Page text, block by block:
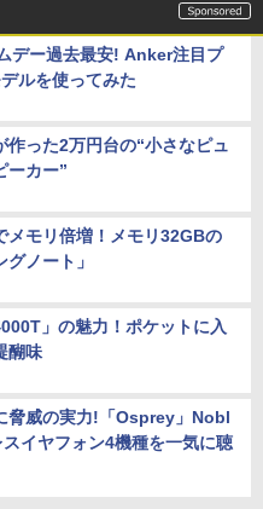
デー過去最安! Anker注目プ
ルを使ってみた
作った2万円台の“小さなピュ
ーカー”
メモリ倍増！メモリ32GBの
グノート」
」の魅力！ポケットに入
醐味
脅威の実力!「Osprey」Nobl
イヤフォン4機種を一気に聴